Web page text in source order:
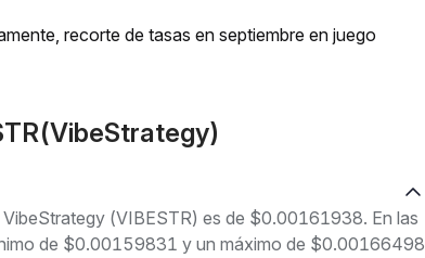
recorte de tasas en septiembre en juego
(VIBESTR) es de $0.00161938. En las
de $0.00159831 y un máximo de $0.00166498